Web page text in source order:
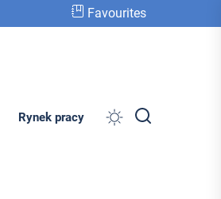
Favourites
Rynek pracy Search